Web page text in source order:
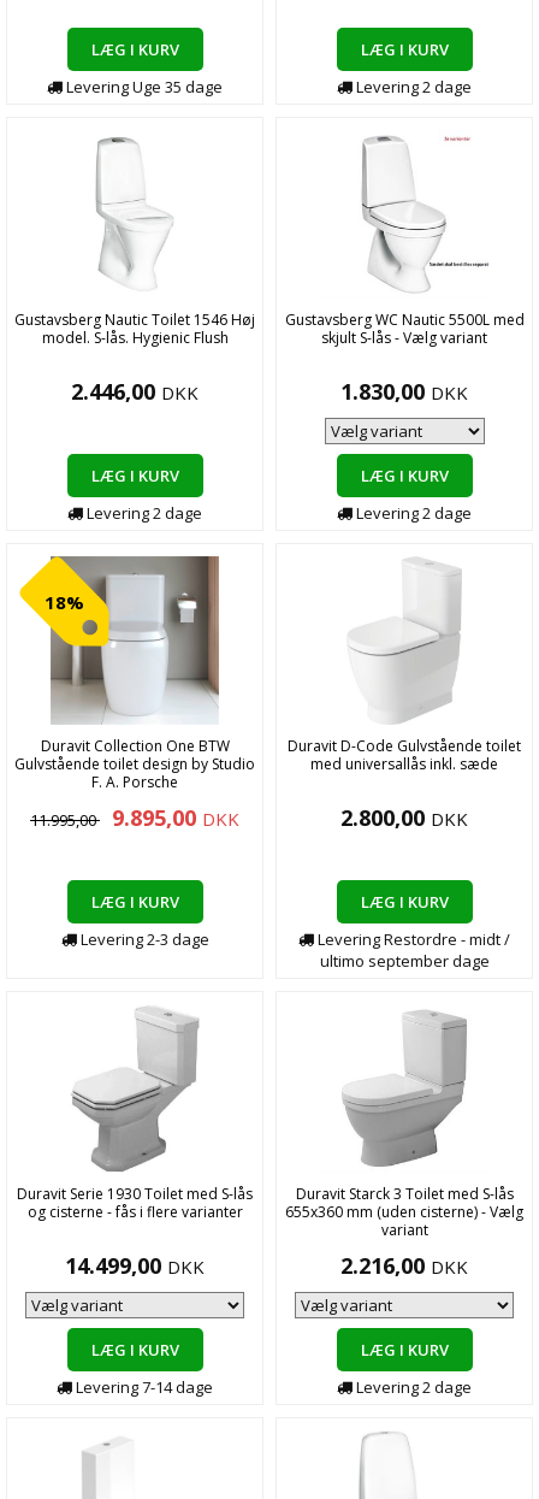
LÆG I KURV
LeveringUge 35 dage
LÆG I KURV
Levering2dage
Gustavsberg Nautic Toilet 1546 Høj
model. S-lås. Hygienic Flush
2.446,00 DKK
LÆG I KURV
Levering2dage
Gustavsberg WC Nautic 5500L med
skjult S-lås - Vælg variant
1.830,00 DKK
LÆG I KURV
Levering2dage
18%
Duravit Collection One BTW
Gulvstående toilet design by Studio
F. A. Porsche
11.995,00 9.895,00 DKK
LÆG I KURV
Levering2-3 dage
Duravit D-Code Gulvstående toilet
med universallås inkl. sæde
2.800,00 DKK
LÆG I KURV
LeveringRestordre - midt /
ultimo septemberdage
Duravit Serie 1930 Toilet med S-lås
og cisterne - fås i flere varianter
14.499,00 DKK
LÆG I KURV
Levering7-14dage
Duravit Starck 3 Toilet med S-lås
655x360 mm (uden cisterne) - Vælg
variant
2.216,00 DKK
LÆG I KURV
Levering2dage